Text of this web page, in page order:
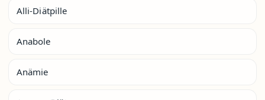
Alli-Diätpille
Anabole
Anämie